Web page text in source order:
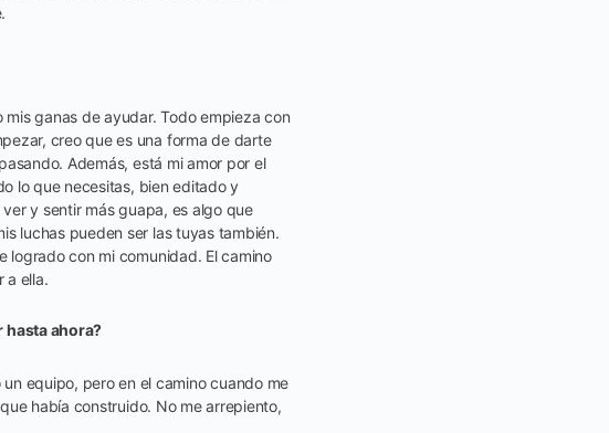
ganas de ayudar. Todo empieza con
creo que es una forma de darte
Además, está mi amor por el
lo que necesitas, bien editado y
y sentir más guapa, es algo que
luchas pueden ser las tuyas también.
logrado con mi comunidad. El camino
a ella.
hasta ahora?
equipo, pero en el camino cuando me
había construido. No me arrepiento,